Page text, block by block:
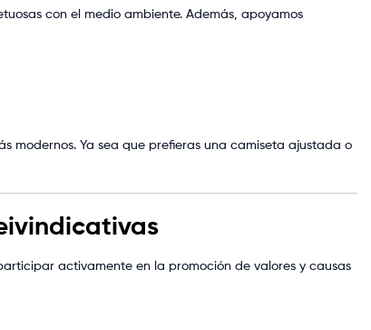
con el medio ambiente. Además, apoyamos
modernos. Ya sea que prefieras una camiseta ajustada o
activamente en la promoción de valores y causas